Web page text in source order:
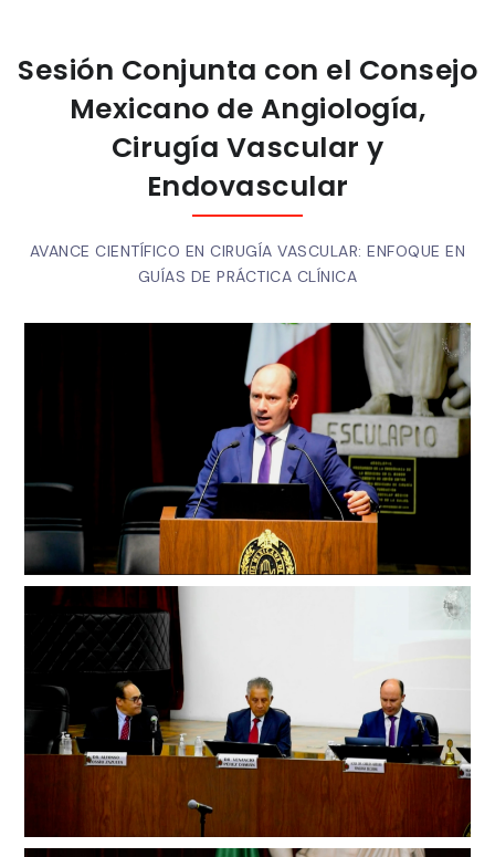
Sesión Conjunta con el Consejo
Mexicano de Angiología,
Cirugía Vascular y
Endovascular
AVANCE CIENTÍFICO EN CIRUGÍA VASCULAR: ENFOQUE EN
GUÍAS DE PRÁCTICA CLÍNICA